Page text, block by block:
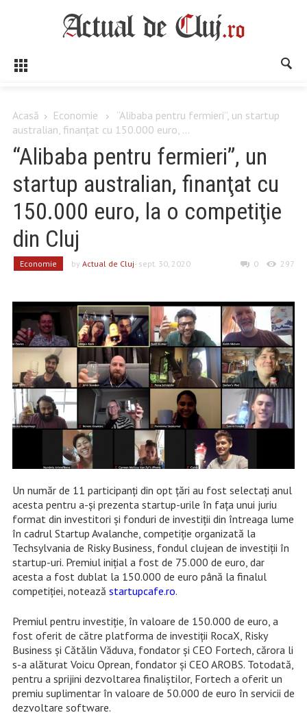
Acasă Economie
“Alibaba pentru fermieri”, un startup
australian, finanţat cu 150.000 euro, ...
“Alibaba pentru fermieri”, un
startup australian, finanţat cu
150.000 euro, la o competiţie
din Cluj
Economie by Actual de Cluj- sept. 30, 2020 0 297
Un număr de 11 participanți din opt țări au fost selectați anul
acesta pentru a-și prezenta startup-urile în fața unui juriu
format din investitori și fonduri de investiții din întreaga lume
în cadrul Startup Avalanche, competiție organizată la
Techsylvania de Risky Business, fondul clujean de investiții în
startup-uri. Premiul inițial a fost de 75.000 de euro, dar
acesta a fost dublat la 150.000 de euro până la finalul
competiției, notează startupcafe.ro.
Premiul pentru investiție, în valoare de 150.000 de euro, a
fost oferit de către platforma de investiții RocaX, Risky
Business și Cătălin Văduva, fondator și CEO Fortech, cărora li
s-a alăturat Voicu Oprean, fondator și CEO AROBS. Totodată,
pentru a sprijini dezvoltarea finaliștilor, Fortech a oferit un
premiu suplimentar în valoare de 50.000 de euro în servicii de
dezvoltare software.